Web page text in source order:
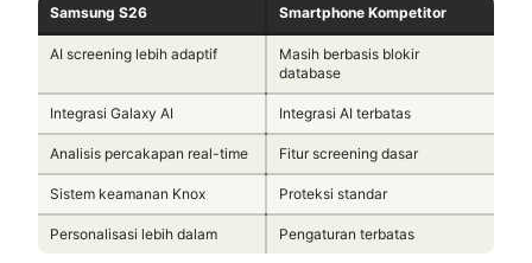
Samsung S26 Smartphone Kompetitor
AI screening lebih adaptif
Masih berbasis blokir
database
Integrasi Galaxy AI Integrasi AI terbatas
Analisis percakapan real-time Fitur screening dasar
Sistem keamanan Knox Proteksi standar
Personalisasi lebih dalam Pengaturan terbatas